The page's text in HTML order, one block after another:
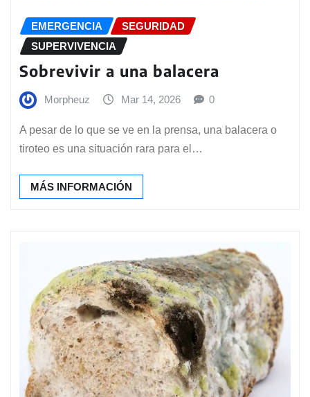
EMERGENCIA
SEGURIDAD
SUPERVIVENCIA
Sobrevivir a una balacera
Morpheuz Mar 14, 2026 0
A pesar de lo que se ve en la prensa, una balacera o
tiroteo es una situación rara para el…
MÁS INFORMACIÓN